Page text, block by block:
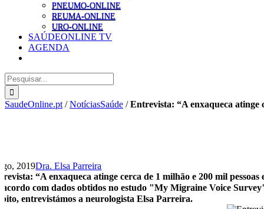
PNEUMO-ONLINE
REUMA-ONLINE
URO-ONLINE
SAÚDEONLINE TV
AGENDA
Pesquisar
SaudeOnline.pt /NotíciasSaúde /Entrevista: “A enxaqueca atinge
2019Dra. Elsa Parreira
“A enxaqueca atinge cerca de 1 milhão e 200 mil pessoas
acordo com dados obtidos no estudo "My Migraine Voice
entrevistámos a neurologista Elsa Parreira.